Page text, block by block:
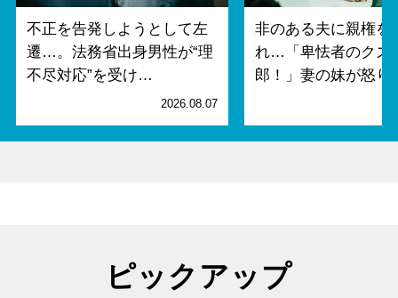
不正を告発しようとして左
遷…。法務省出身男性が“理
不尽対応”を受け…
2026.08.07
非のある夫に親権を
れ…「卑怯者のクズ
郎！」妻の妹が怒
ピックアップ